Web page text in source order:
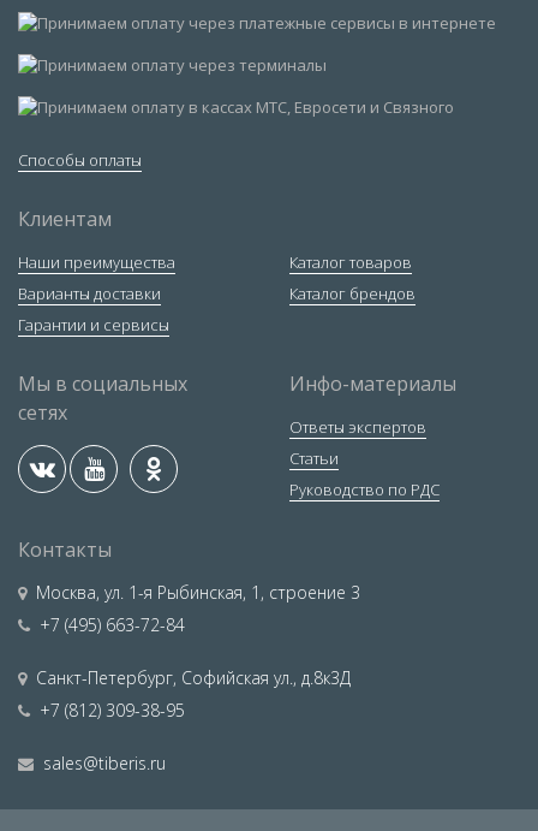
Способы оплаты
Клиентам
Наши преимущества
Варианты доставки
Гарантии и сервисы
Каталог товаров
Каталог брендов
Мы в социальных
сетях
Инфо-материалы
Ответы экспертов
Статьи
Руководство по РДС
Контакты
Москва, ул. 1-я Рыбинская, 1, строение 3
+7 (495) 663-72-84
Санкт-Петербург, Софийская ул., д.8к3Д
+7 (812) 309-38-95
sales@tiberis.ru